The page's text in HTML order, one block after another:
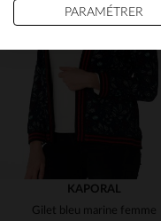
TAILLES DISPONIBLES
KAPORAL
Gilet bleu marine femme
PARAMÉTRER